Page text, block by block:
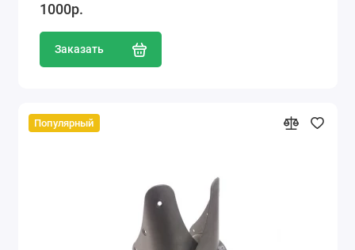
1000р.
Заказать
Популярный